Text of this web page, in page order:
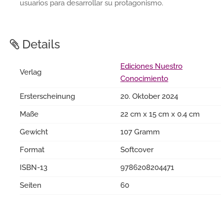
usuarios para desarrollar su protagonismo.
Details
Verlag
Ediciones Nuestro
Conocimiento
Ersterscheinung
20. Oktober 2024
Maße
22 cm x 15 cm x 0.4 cm
Gewicht
107 Gramm
Format
Softcover
ISBN-13
9786208204471
Seiten
60